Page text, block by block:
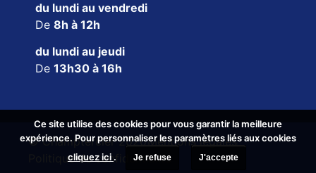
du lundi au vendredi
De 8h à 12h
du lundi au jeudi
De 13h30 à 16h
© Champtercier 2026Mentions légales
Politique de confidentialité
Ce site utilise des cookies pour vous garantir la meilleure
expérience. Pour personnaliser les paramètres liés aux cookies
cliquez ici . Je refuse J'accepte
Ce site utilise des cookies pour vous garantir la meilleure
expérience. Pour personnaliser les paramètres liés aux cookies
cliquez ici . Je refuse J'accepte